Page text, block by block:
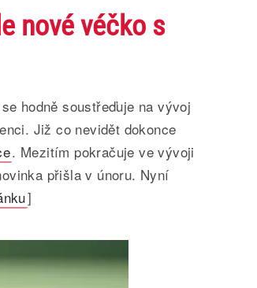
nové véčko s
hodně soustřeďuje na vývoj
Již co nevidět dokonce
. Mezitím pokračuje ve vývoji
přišla v únoru. Nyní
]